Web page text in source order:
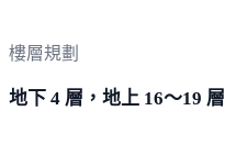
樓層規劃
地下 4 層，地上 16～19 層